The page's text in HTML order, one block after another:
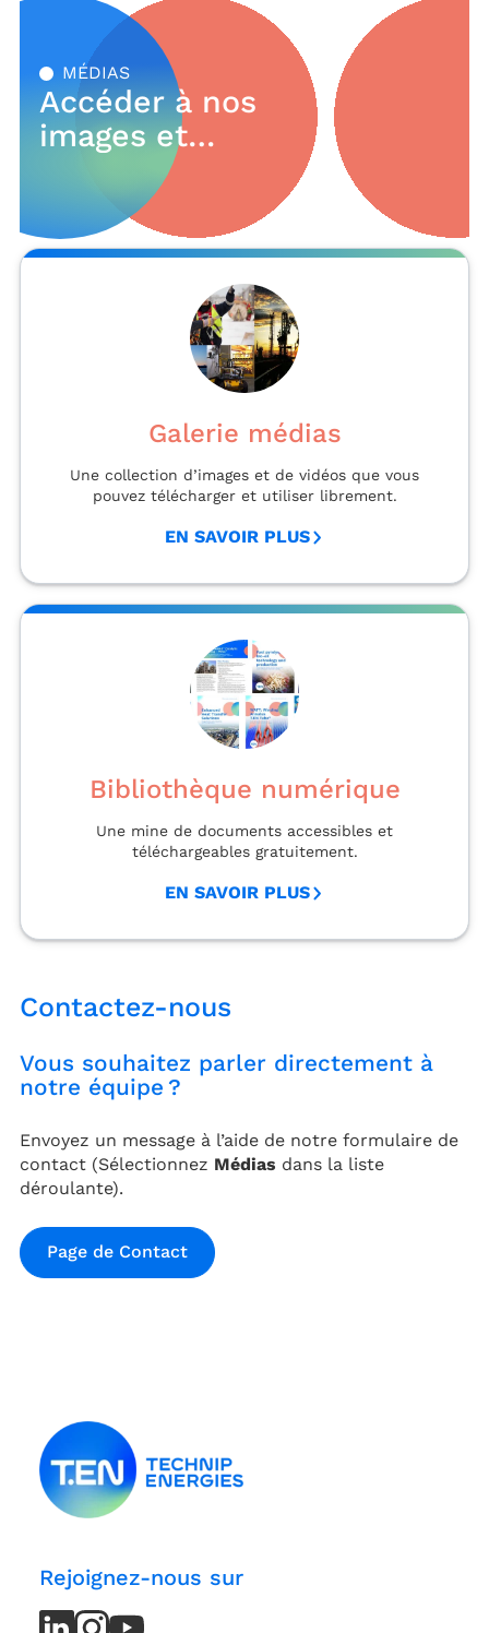
MÉDIAS
Accéder à nos
images et
documents
Galerie médias
Une collection d’images et de vidéos que vous
pouvez télécharger et utiliser librement.
EN SAVOIR PLUS
Bibliothèque numérique
Une mine de documents accessibles et
téléchargeables gratuitement.
EN SAVOIR PLUS
Contactez-nous
Vous souhaitez parler directement à
notre équipe ?
Envoyez un message à l’aide de notre formulaire de
contact (Sélectionnez Médias dans la liste
déroulante).
Page de Contact
Rejoignez-nous sur
LinkedIn
LinkedIn
Instagram
Instagram
Youtube